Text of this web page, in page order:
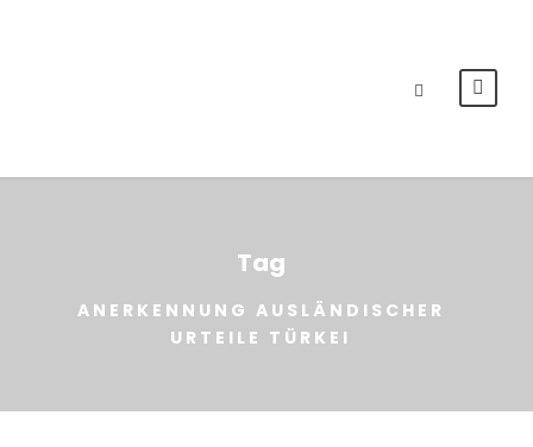
Tag
ANERKENNUNG AUSLÄNDISCHER
URTEILE TÜRKEI